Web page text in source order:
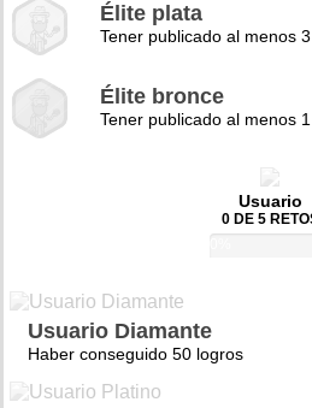
Élite plata
Tener publicado al menos
Élite bronce
Tener publicado al menos
Usuario
0 DE 5
Usuario Diamante
Haber conseguido 50 logros